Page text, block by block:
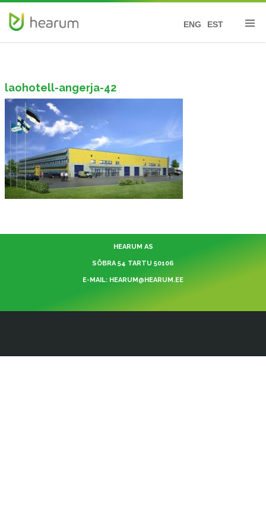
EST
ENG
laohotell-angerja-42
HEARUM AS
SÕBRA 54 TARTU 50106
E-MAIL: HEARUM@HEARUM.EE